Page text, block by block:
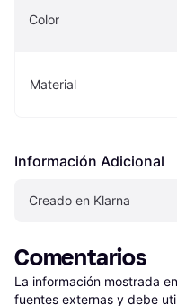
Color
Material
Información Adicional
Creado en Klarna
Comentarios
La información mostrada
fuentes externas y debe